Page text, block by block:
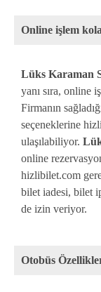
Online işlem
Lüks Karaman
yanı sıra, online
Firmanın
seçeneklerine
ulaşılabiliyor.
online
hizlibilet.com
bilet iadesi, bilet
de izin veriyor.
Otobüs